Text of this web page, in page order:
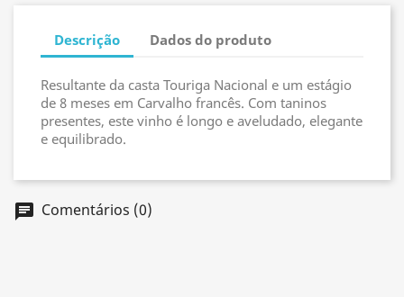
Descrição Dados do produto
Resultante da casta Touriga Nacional e um estágio
de 8 meses em Carvalho francês. Com taninos
presentes, este vinho é longo e aveludado, elegante
e equilibrado.
chat Comentários (0)